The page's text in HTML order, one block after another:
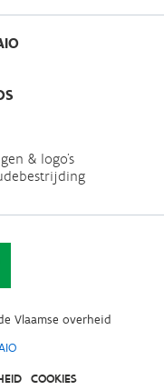
& logo's
Vlaamse overheid
COOKIES